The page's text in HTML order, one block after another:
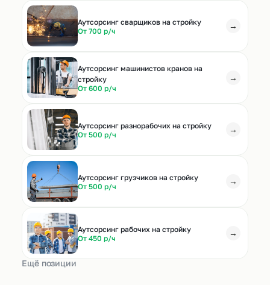
Аутсорсинг сварщиков на стройку
От 700 р/ч
→
Аутсорсинг машинистов кранов на
стройку
От 600 р/ч
→
Аутсорсинг разнорабочих на стройку
От 500 р/ч
→
Аутсорсинг грузчиков на стройку
От 500 р/ч
→
Аутсорсинг рабочих на стройку
От 450 р/ч
→
Ещё позиции